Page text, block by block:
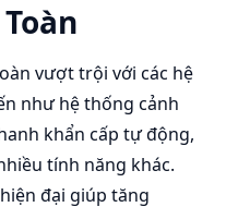
vượt trội với các hệ
như hệ thống cảnh
khẩn cấp tự động,
tính năng khác.
đại giúp tăng